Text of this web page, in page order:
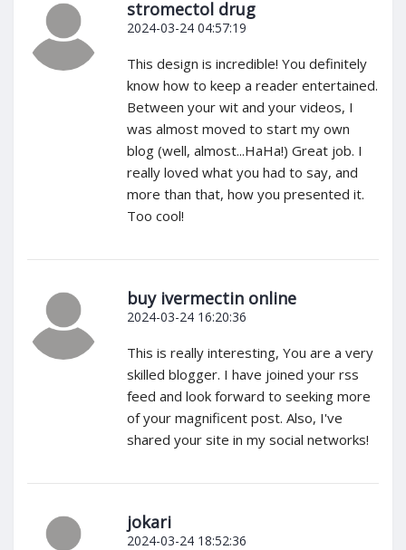
stromectol drug
2024-03-24 04:57:19
This design is incredible! You definitely
know how to keep a reader entertained.
Between your wit and your videos, I
was almost moved to start my own
blog (well, almost...HaHa!) Great job. I
really loved what you had to say, and
more than that, how you presented it.
Too cool!
buy ivermectin online
2024-03-24 16:20:36
This is really interesting, You are a very
skilled blogger. I have joined your rss
feed and look forward to seeking more
of your magnificent post. Also, I've
shared your site in my social networks!
jokari
2024-03-24 18:52:36